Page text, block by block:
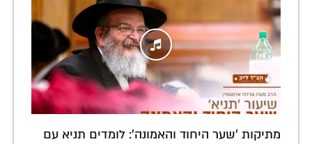
מתיקות 'שער היחוד והאמונה': לומדים תניא עם